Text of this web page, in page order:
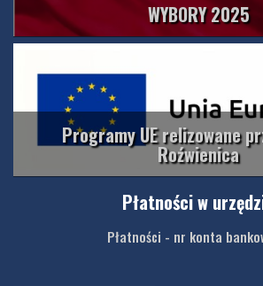
WYBORY 2025
Programy UE relizowane
Roźwienica
Płatności w
Płatności - nr konta